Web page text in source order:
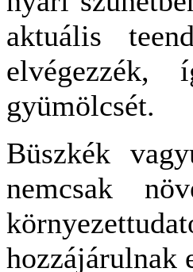
aktuális
elvégezzék,
gyümölcsét.
Büszkék
nemcsak
hozzájárulnak